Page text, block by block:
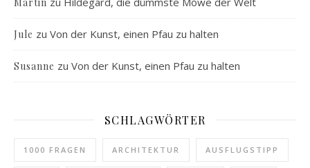
Jule zu Von der Kunst, einen Pfau zu halten
Susanne zu Von der Kunst, einen Pfau zu halten
SCHLAGWÖRTER
1000 FRAGEN ARCHITEKTUR AUSFLUGSTIPP